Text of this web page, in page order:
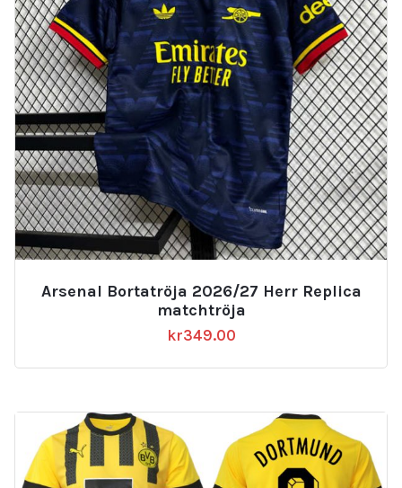
Arsenal Bortatröja 2026/27 Herr Replica
matchtröja
kr349.00